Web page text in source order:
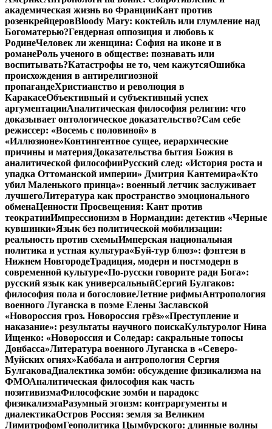
академическая жизнь во ФранцииКант против
розенкрейцеровBloody Mary: коктейль или глумление над
Богоматерью?Гендерная оппозиция и любовь к
РодинеЧеловек ли женщина: София на иконе и в
романеРоль ученого в обществе: познавать или
воспитывать?Катастрофы не то, чем кажутсяОшибка
происхождения в антирелигиозной
пропагандеХристианство и революция в
КаракасеОбъективный и субъективный успех
аргументацииАналитическая философия религии: что
доказывает онтологическое доказательство?Сам себе
режиссер: «Восемь с половиной» в
«Иллюзионе»Контингентное сущее, иерархические
причины и материяДоказательства бытия Божия в
аналитической философииРусский след: «История роста и
упадка Оттоманской империи» Дмитрия Кантемира«Кто
убил Маленького принца»: военный летчик заслуживает
лучшегоЛитература как пространство эмоционального
обменаЦенности Просвещения: Кант против
теократииИмпрессионизм в Нормандии: детектив «Черные
кувшинки»Язык без политической мобилизации:
реальность против схемыИмперская национальная
политика и устная культура«Буй-тур блюз»: фэнтези в
Нижнем НовгородеТрадиция, модерн и постмодерн в
современной культуре«По-русски говорите ради Бога»:
русский язык как универсальныйСергий Булгаков:
философия пола и богословиеЛетние рифмыАнтропология
военного Луганска в поэме Елены Заславской
«Новороссия гроз. Новороссия грёз»«Преступление и
наказание»: результаты научного поискаКультуролог Нина
Ищенко: «Новороссия и Соледар: сакральные топосы
Донбасса»Литература военного Луганска в «Северо-
Муйских огнях»Каббала и антропология Сергия
БулгаковаДиалектика зомби: обсуждение физикализма на
ФМОАналитическая философия как часть
позитивизмаФилософские зомби и парадокс
физикализмаРазумный эгоизм: контраргументы и
диалектикаОстров Россия: земля за Великим
ЛимитрофомГеополитика Цымбурского: длинные волны